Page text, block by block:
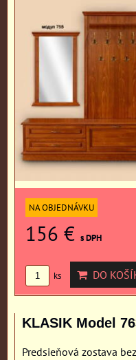
NA OBJEDNÁVKU
156 € s DPH
ks DO
KLASIK Model
Predsieňová zostava